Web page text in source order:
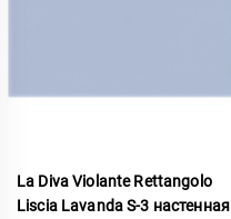
La Diva Violante Rettangolo
Liscia Lavanda S-3 настенная